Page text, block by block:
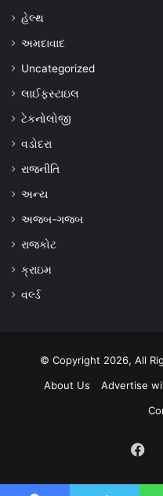
હેલ્થ
અમદાવાદ
Uncategorized
લાઈફસ્ટાઇલ
ટેકનોલોજી
વડોદરા
રાજનીતિ
અન્ય
અજબ-ગજબ
રાજકોટ
ક્રાઇમ
વર્લ્ડ
© Copyright 2026, All
About Us
Advertise